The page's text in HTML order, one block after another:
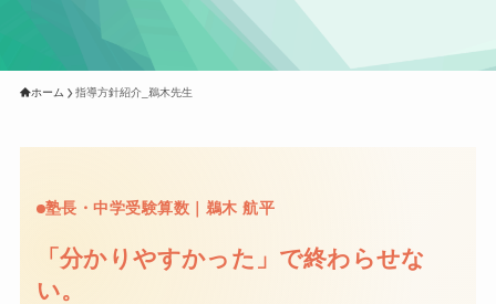
ホーム 指導方針紹介_鵜木先生
塾長・中学受験算数｜鵜木 航平
「分かりやすかった」で終わらせな
い。